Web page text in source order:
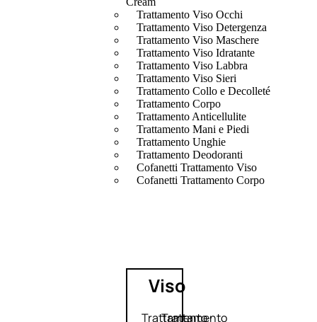
Trattamento Viso Occhi
Trattamento Viso Detergenza
Trattamento Viso Maschere
Trattamento Viso Idratante
Trattamento Viso Labbra
Trattamento Viso Sieri
Trattamento Collo e Decolleté
Trattamento Corpo
Trattamento Anticellulite
Trattamento Mani e Piedi
Trattamento Unghie
Trattamento Deodoranti
Cofanetti Trattamento Viso
Cofanetti Trattamento Corpo
Viso
Trattamento
Trattamento